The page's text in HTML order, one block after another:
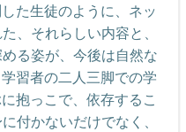
た生徒のように、ネッ
、それらしい内容と、
る姿が、今後は自然な
習者の二人三脚での学
抱っこで、依存するこ
付かないだけでなく、